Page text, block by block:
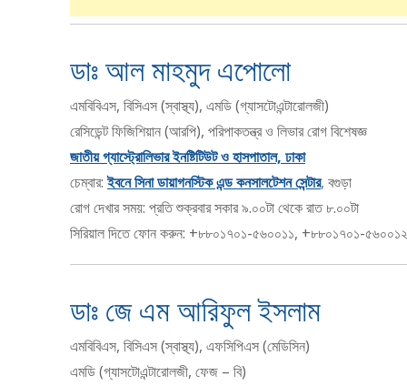
ডাঃ আল মাহমুদ এপোলো
এমবিবিএস, বিসিএস (স্বাস্থ্য), এমডি (গ্যাসটোএন্টারোলজী)
রেসিডেন্ট ফিজিশিয়ান (আরপি), পরিপাকতন্ত্র ও লিভার রোগ বিশেষজ্ঞ
জাতীয় গ্যাস্ট্রোলিভার ইনষ্টিটিউট ও হাসপাতাল, ঢাকা
চেম্বার:ইবনে সিনা ডায়াগনস্টিক এন্ড কনসালটেশন সেন্টার, বগুড়া
রোগ দেখার সময়: প্রতি শুক্রবার সকার ৯.০০টা থেকে রাত ৮.০০টা
সিরিয়াল দিতে ফোন করুন: +৮৮০১৭০১-৫৬০০১১, +৮৮০১৭০১-৫৬০০১২
ডাঃ জে এম আরিফুল ইসলাম
এমবিবিএস, বিসিএস (স্বাস্থ্য), এফসিপিএস (মেডিসিন)
এমডি (গ্যাসটোএন্টারোলজী, ফেজ – বি)